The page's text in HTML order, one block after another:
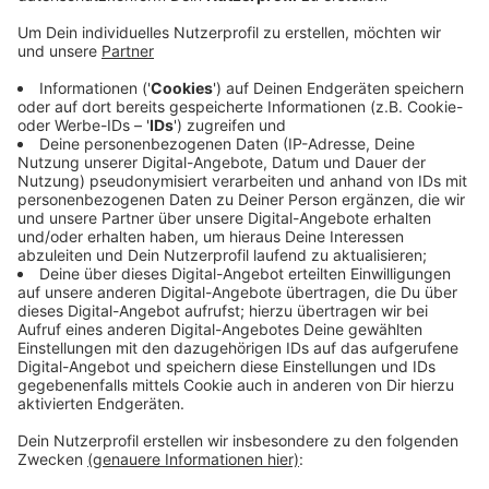
Anzeige
Bei den Kontrollen am Rheinufertunnel verstießen
mehr als 30 LKW-Fahrer gegen das Verbot. Sie
mussten jeweils ein Bußgeld in Höhe von 75 Euro
zahlen. Die Mitarbeiter des Ordnungsamtes waren
nach eigenen Angaben überrascht, dass sich nahezu 75
Prozent der überprüften Fahrer nicht an das Verbot
hielten. Bald sollen weitere Kontrollen folgen. LKW, die
in Köln Waren anliefern oder abholen, dürfen weiterhin
in die Verbotszone fahren.
Anzeige